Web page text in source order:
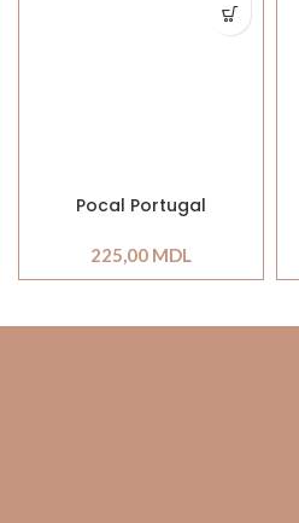
Pocal Portugal
225,00 MDL